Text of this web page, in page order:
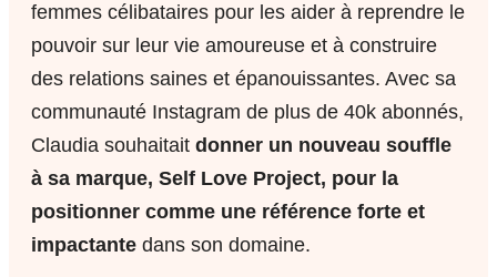
femmes célibataires pour les aider à reprendre le
pouvoir sur leur vie amoureuse et à construire
des relations saines et épanouissantes. Avec sa
communauté Instagram de plus de 40k abonnés,
Claudia souhaitait donner un nouveau souffle
à sa marque, Self Love Project, pour la
positionner comme une référence forte et
impactante dans son domaine.